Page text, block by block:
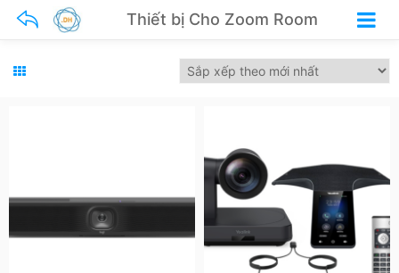
Thiết bị Cho Zoom Room